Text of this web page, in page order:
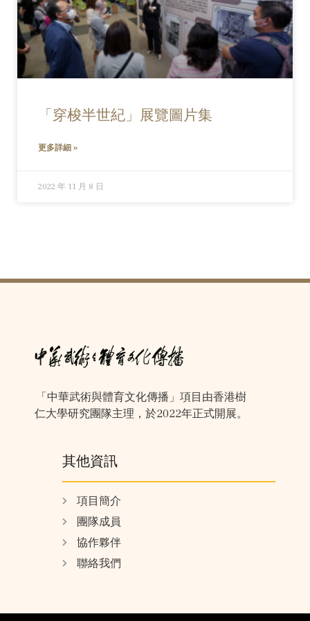
「穿梭半世紀」展覽圖片集
更多詳細 »
2022 年 11 月 8 日
「中華武術與體育文化傳播」項目由香港樹
仁大學研究團隊主理，於2022年正式開展。
其他資訊
項目簡介
團隊成員
協作夥伴
聯絡我們